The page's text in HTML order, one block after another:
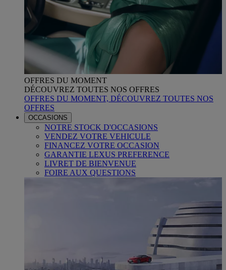
OFFRES DU MOMENT
DÉCOUVREZ TOUTES NOS OFFRES
OFFRES DU MOMENT, DÉCOUVREZ TOUTES NOS
OFFRES
OCCASIONS
NOTRE STOCK D'OCCASIONS
VENDEZ VOTRE VEHICULE
FINANCEZ VOTRE OCCASION
GARANTIE LEXUS PREFERENCE
LIVRET DE BIENVENUE
FOIRE AUX QUESTIONS